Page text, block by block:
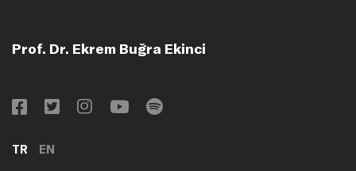
Prof. Dr. Ekrem Buğra Ekinci
TR EN